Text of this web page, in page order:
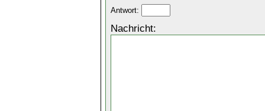
Antwort:
Nachricht: